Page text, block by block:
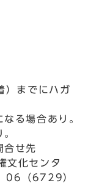
）までにハガ
る場合あり。
せ先
化センタ
（6729）